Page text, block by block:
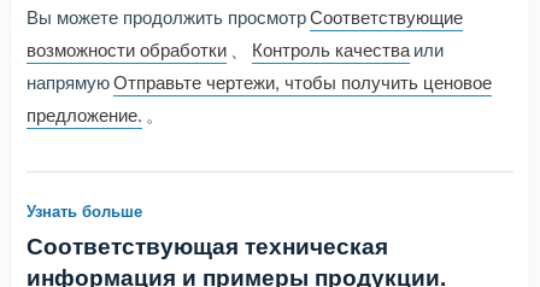
Вы можете продолжить просмотрСоответствующие
возможности обработки
Контроль качестваили
напрямуюОтправьте чертежи, чтобы получить ценовое
предложение. 。
Узнать больше
Соответствующая техническая
информация и примеры продукции.